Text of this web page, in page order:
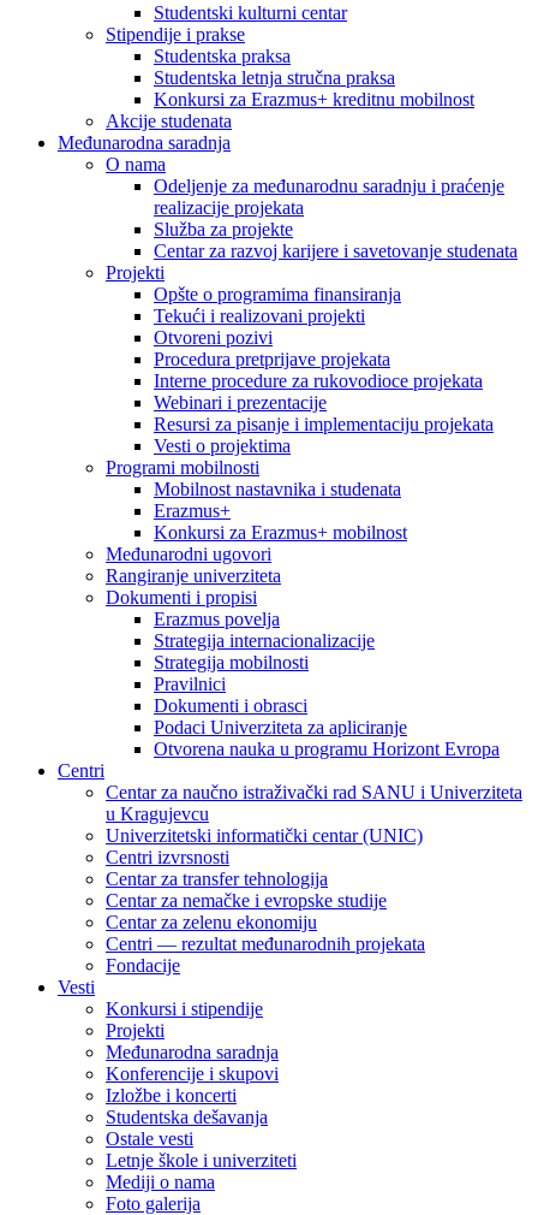
Studentski kulturni centar
Stipendije i prakse
Studentska praksa
Studentska letnja stručna praksa
Konkursi za Erazmus+ kreditnu mobilnost
Akcije studenata
Međunarodna saradnja
O nama
Odeljenje za međunarodnu saradnju i praćenje
realizacije projekata
Služba za projekte
Centar za razvoj karijere i savetovanje studenata
Projekti
Opšte o programima finansiranja
Tekući i realizovani projekti
Otvoreni pozivi
Procedura pretprijave projekata
Interne procedure za rukovodioce projekata
Webinari i prezentacije
Resursi za pisanje i implementaciju projekata
Vesti o projektima
Programi mobilnosti
Mobilnost nastavnika i studenata
Erazmus+
Konkursi za Erazmus+ mobilnost
Međunarodni ugovori
Rangiranje univerziteta
Dokumenti i propisi
Erazmus povelja
Strategija internacionalizacije
Strategija mobilnosti
Pravilnici
Dokumenti i obrasci
Podaci Univerziteta za apliciranje
Otvorena nauka u programu Horizont Evropa
Centri
Centar za naučno istraživački rad SANU i Univerziteta
u Kragujevcu
Univerzitetski informatički centar (UNIC)
Centri izvrsnosti
Centar za transfer tehnologija
Centar za nemačke i evropske studije
Centar za zelenu ekonomiju
Centri — rezultat međunarodnih projekata
Fondacije
Vesti
Konkursi i stipendije
Projekti
Međunarodna saradnja
Konferencije i skupovi
Izložbe i koncerti
Studentska dešavanja
Ostale vesti
Letnje škole i univerziteti
Mediji o nama
Foto galerija